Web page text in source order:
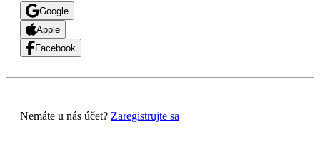
Google
Apple
Facebook
Nemáte u nás účet? Zaregistrujte sa